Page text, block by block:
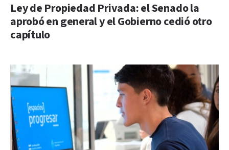
Ley de Propiedad Privada: el Senado la
aprobó en general y el Gobierno cedió otro
capítulo